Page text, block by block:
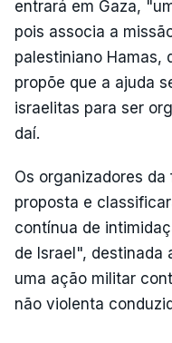
entrará em Gaza,
pois associa a
palestiniano Hamas,
propõe que a ajuda
israelitas para ser
daí.
Os organizadores
proposta e
contínua de
de Israel",
uma ação militar
não violenta